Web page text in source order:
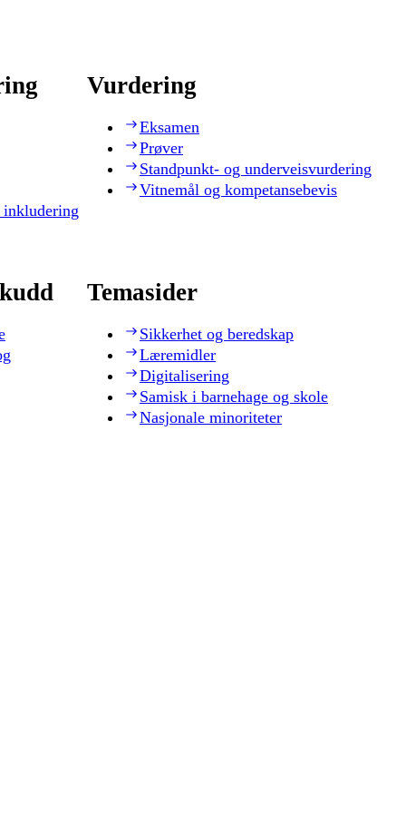
Vurdering
Eksamen
Prøver
Standpunkt- og underveisvurdering
Vitnemål og kompetansebevis
Temasider
Sikkerhet og beredskap
Læremidler
Digitalisering
Samisk i barnehage og skole
Nasjonale minoriteter